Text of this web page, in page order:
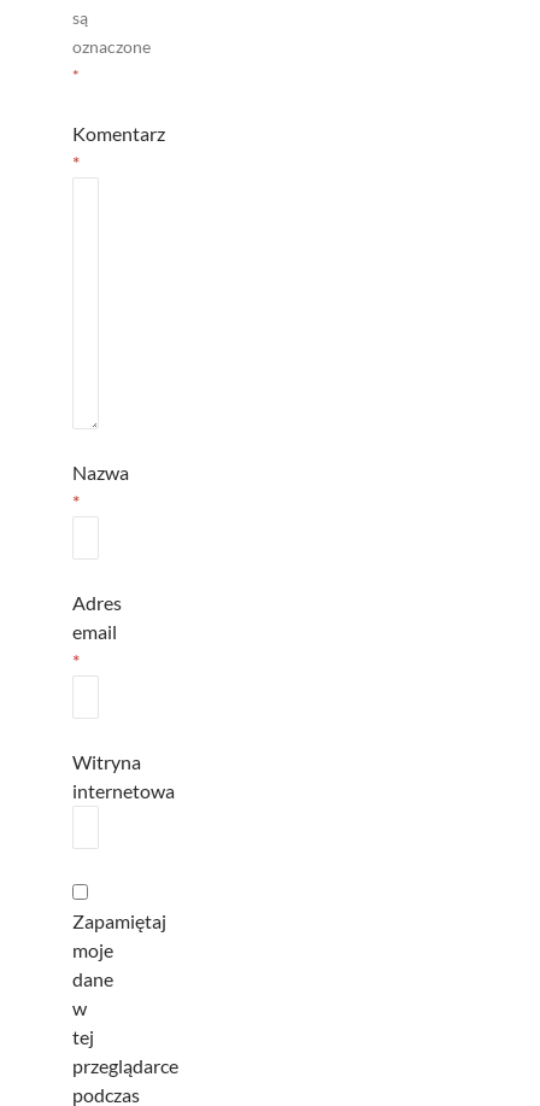
są
oznaczone
*
Komentarz
*
Nazwa
*
Adres
email
*
Witryna
internetowa
Zapamiętaj
moje
dane
w
tej
przeglądarce
podczas